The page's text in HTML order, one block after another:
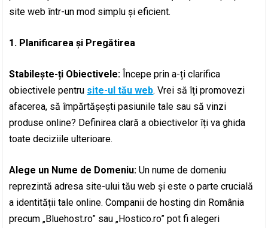
site web într-un mod simplu și eficient.
1. Planificarea și Pregătirea
Stabilește-ți Obiectivele: Începe prin a-ți clarifica
obiectivele pentru site-ul tău web. Vrei să îți promovezi
afacerea, să împărtășești pasiunile tale sau să vinzi
produse online? Definirea clară a obiectivelor îți va ghida
toate deciziile ulterioare.
Alege un Nume de Domeniu: Un nume de domeniu
reprezintă adresa site-ului tău web și este o parte crucială
a identității tale online. Companii de hosting din România
precum „Bluehost.ro” sau „Hostico.ro” pot fi alegeri